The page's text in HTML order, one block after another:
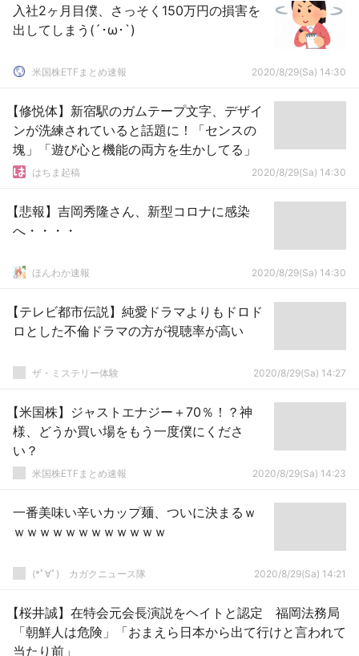
入社2ヶ月目僕、さっそく150万円の損害を
出してしまう(´･ω･`)
米国株ETFまとめ速報 2020/8/29(Sa) 14:30
【修悦体】新宿駅のガムテープ文字、デザイ
ンが洗練されていると話題に！「センスの
塊」「遊び心と機能の両方を生かしてる」
はちま起稿 2020/8/29(Sa) 14:30
【悲報】吉岡秀隆さん、新型コロナに感染
へ・・・・
ほんわか速報 2020/8/29(Sa) 14:30
【テレビ都市伝説】純愛ドラマよりもドロド
ロとした不倫ドラマの方が視聴率が高い
ザ・ミステリー体験 2020/8/29(Sa) 14:27
【米国株】ジャストエナジー＋70％！？神
様、どうか買い場をもう一度僕にくださ
い？
米国株ETFまとめ速報 2020/8/29(Sa) 14:23
一番美味い辛いカップ麺、ついに決まるｗ
ｗｗｗｗｗｗｗｗｗｗｗｗ
(*ﾟ∀ﾟ)ゞカガクニュース隊 2020/8/29(Sa) 14:21
【桜井誠】在特会元会長演説をヘイトと認定 福岡法務局
「朝鮮人は危険」「おまえら日本から出て行けと言われて
当たり前」